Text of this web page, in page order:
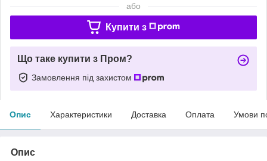
або
Купити з
Що таке купити з Пром?
Замовлення під захистом
Опис Характеристики Доставка Оплата Умови
Опис